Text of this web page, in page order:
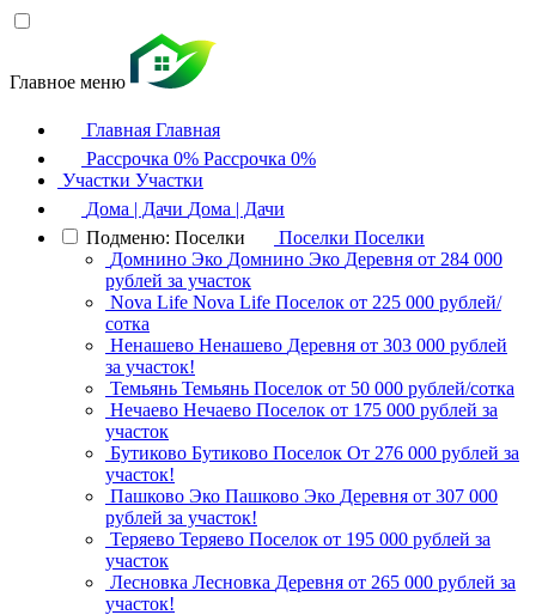
Главное меню
Главная Главная
Рассрочка 0% Рассрочка 0%
Участки Участки
Дома | Дачи Дома | Дачи
Подменю: Поселки
Поселки Поселки
Домнино Эко Домнино Эко Деревня от 284 000
рублей за участок
Nova Life Nova Life Поселок от 225 000 рублей/
сотка
Ненашево Ненашево Деревня от 303 000 рублей
за участок!
Темьянь Темьянь Поселок от 50 000 рублей/сотка
Нечаево Нечаево Поселок от 175 000 рублей за
участок
Бутиково Бутиково Поселок От 276 000 рублей за
участок!
Пашково Эко Пашково Эко Деревня от 307 000
рублей за участок!
Теряево Теряево Поселок от 195 000 рублей за
участок
Лесновка Лесновка Деревня от 265 000 рублей за
участок!